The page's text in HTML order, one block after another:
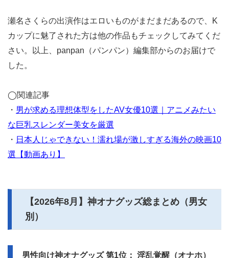
瀬名さくらの出演作はエロいものがまだまだあるので、K
カップに魅了された方は他の作品もチェックしてみてくだ
さい。以上、panpan（パンパン）編集部からのお届けで
した。
◯関連記事
・ 男が求める理想体型をしたAV女優10選｜アニメみたい
な巨乳スレンダー美女を厳選
・ 日本人じゃできない！濡れ場が激しすぎる海外の映画10
選【動画あり】
【2026年8月 】神オナグッズ総まとめ（男女
別）
男性向け神オナグッズ 第1位： 淫乱覚醒（オナホ）